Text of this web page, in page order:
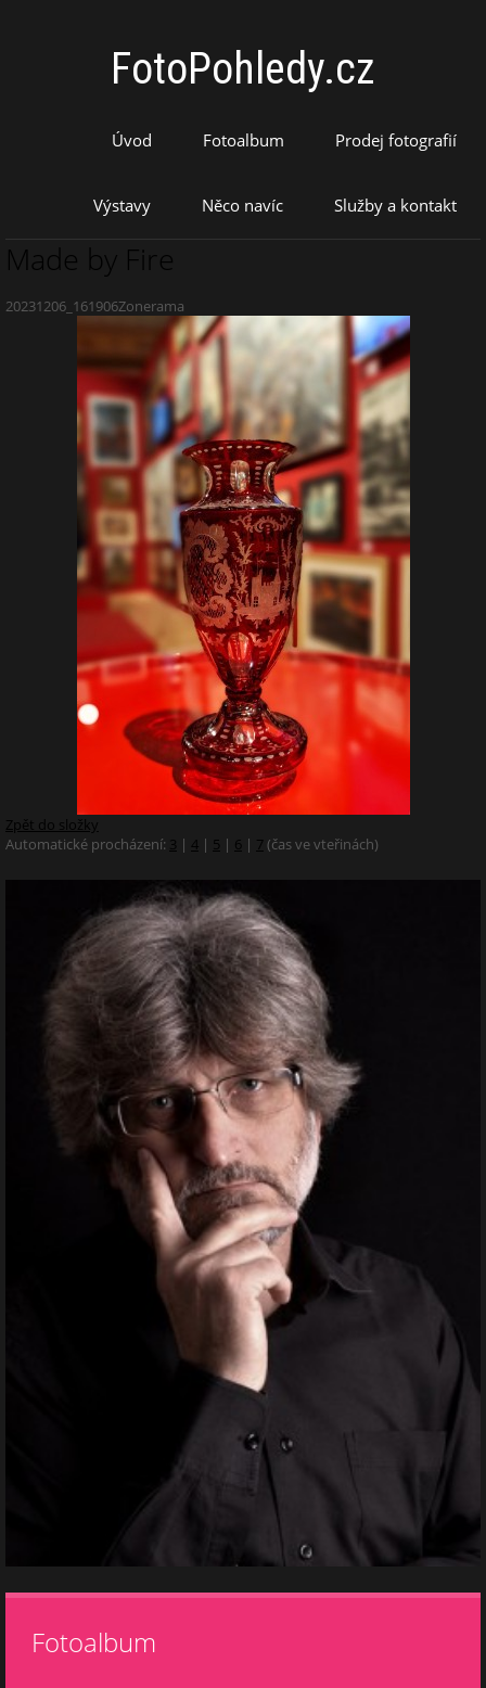
FotoPohledy.cz
Úvod Fotoalbum Prodej fotografií
Výstavy Něco navíc Služby a kontakt
Made by Fire
20231206_161906Zonerama
Zpět do složky
Automatické procházení: 3 | 4 | 5 | 6 | 7 (čas ve vteřinách)
Fotoalbum